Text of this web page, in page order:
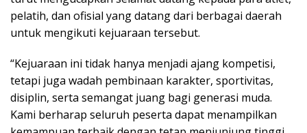
pelatih, dan ofisial yang datang dari berbagai daerah
untuk mengikuti kejuaraan tersebut.
“Kejuaraan ini tidak hanya menjadi ajang kompetisi,
tetapi juga wadah pembinaan karakter, sportivitas,
disiplin, serta semangat juang bagi generasi muda.
Kami berharap seluruh peserta dapat menampilkan